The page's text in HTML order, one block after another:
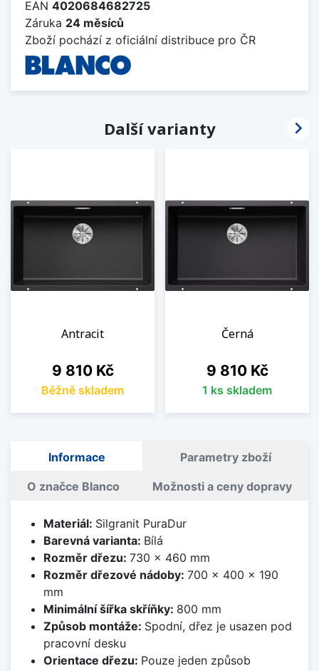
EAN 4020684682725
Záruka 24 měsíců
Zboží pochází z oficiální distribuce pro ČR
Další varianty
Antracit
Cena
9 810 Kč
Běžně skladem
Černá
Cena
9 810 Kč
1 ks skladem

Informace Parametry zboží
O značce Blanco Možnosti a ceny dopravy
Materiál: Silgranit PuraDur
Barevná varianta: Bílá
Rozměr dřezu: 730 x 460 mm
Rozměr dřezové nádoby: 700 x 400 x 190
mm
Minimální šířka skříňky: 800 mm
Způsob montáže: Spodní, dřez je usazen pod
pracovní desku
Orientace dřezu: Pouze jeden způsob